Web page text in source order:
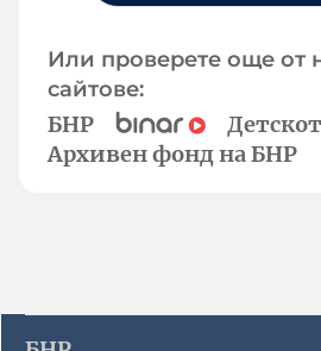
Или проверете още от
сайтове:
БНР
Архивен фонд на БНР